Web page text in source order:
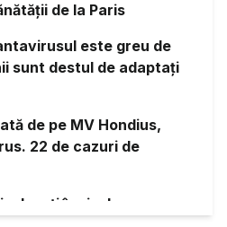
de la Paris
este greu de
sunt destul de adaptați
de pe MV Hondius,
22 de cazuri de
în „izolare